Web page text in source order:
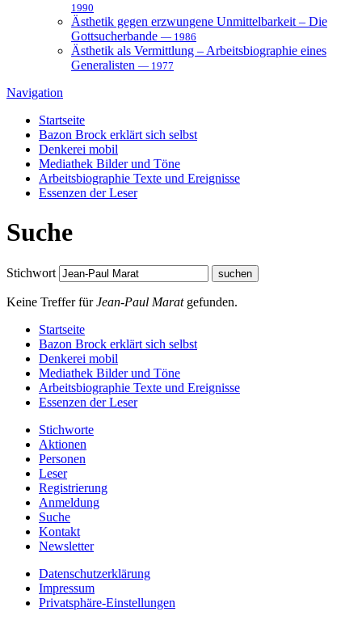
1990
Ästhetik gegen erzwungene Unmittelbarkeit – Die
Gottsucherbande — 1986
Ästhetik als Vermittlung – Arbeitsbiographie eines
Generalisten — 1977
Navigation
Startseite
Bazon Brock erklärt sich selbst
Denkerei mobil
Mediathek Bilder und Töne
Arbeitsbiographie Texte und Ereignisse
Essenzen der Leser
Suche
Stichwort
Keine Treffer fürJean-Paul Maratgefunden.
Startseite
Bazon Brock erklärt sich selbst
Denkerei mobil
Mediathek Bilder und Töne
Arbeitsbiographie Texte und Ereignisse
Essenzen der Leser
Stichworte
Aktionen
Personen
Leser
Registrierung
Anmeldung
Suche
Kontakt
Newsletter
Datenschutzerklärung
Impressum
Privatsphäre-Einstellungen